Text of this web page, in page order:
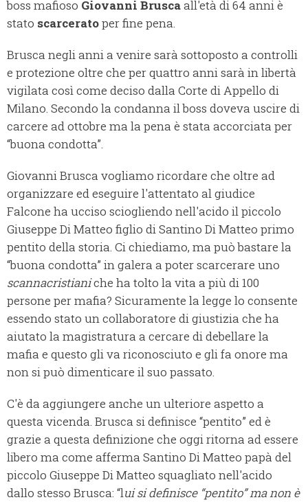
boss mafioso Giovanni Bruscaall'età di 64 anni è
stato scarceratoper fine pena.
Brusca negli anni a venire sarà sottoposto a controlli
e protezione oltre che per quattro anni sarà in libertà
vigilata così come deciso dalla Corte di Appello di
Milano. Secondo la condanna il boss doveva uscire di
carcere ad ottobre ma la pena è stata accorciata per
“buona condotta”.
Giovanni Brusca vogliamo ricordare che oltre ad
organizzare ed eseguire l'attentato al giudice
Falcone ha ucciso sciogliendo nell'acido il piccolo
Giuseppe Di Matteo figlio di Santino Di Matteo primo
pentito della storia. Ci chiediamo, ma può bastare la
“buona condotta” in galera a poter scarcerare uno
scannacristianiche ha tolto la vita a più di 100
persone per mafia? Sicuramente la legge lo consente
essendo stato un collaboratore di giustizia che ha
aiutato la magistratura a cercare di debellare la
mafia e questo gli va riconosciuto e gli fa onore ma
non si può dimenticare il suo passato.
C'è da aggiungere anche un ulteriore aspetto a
questa vicenda. Brusca si definisce “pentito” ed è
grazie a questa definizione che oggi ritorna ad essere
libero ma come afferma Santino Di Matteo papà del
piccolo Giuseppe Di Matteo squagliato nell'acido
dallo stesso Brusca: “lui si definisce “pentito” ma non è